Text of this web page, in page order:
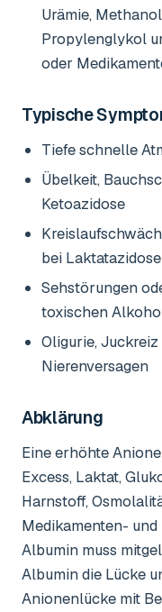
Urämie,
Propylenglykol
oder
Typische
Tiefe schnelle
Übelkeit,
Ketoazidose
bei Laktatazidose
Sehstörungen
toxischen
Oligurie,
Nierenversagen
Abklärung
Eine erhöhte
Excess, Laktat,
Harnstoff,
Medikamenten-
Albumin muss
Albumin die Lücke
Anionenlücke mit